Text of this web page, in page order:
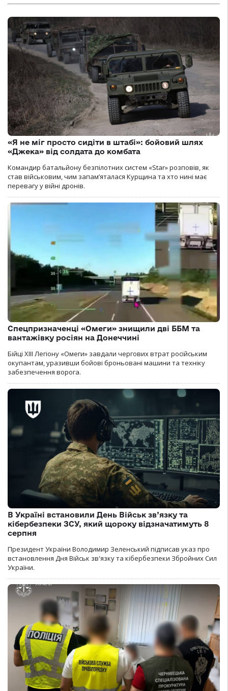
«Я не міг просто сидіти в штабі»: бойовий шлях
«Джека» від солдата до комбата
Командир батальйону безпілотних систем «Star» розповів, як
став військовим, чим запам’яталася Курщина та хто нині має
перевагу у війні дронів.
Спецпризначенці «Омеги» знищили дві ББМ та
вантажівку росіян на Донеччині
Бійці ХІІІ Легіону «Омеги» завдали чергових втрат російським
окупантам, уразивши бойові броньовані машини та техніку
забезпечення ворога.
В Україні встановили День Військ зв’язку та
кібербезпеки ЗСУ, який щороку відзначатимуть 8
серпня
Президент України Володимир Зеленський підписав указ про
встановлення Дня Військ зв'язку та кібербезпеки Збройних Сил
України.